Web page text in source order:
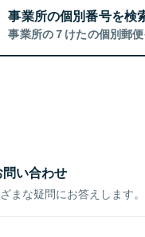
事業所の個別番号を検
事業所の７けたの個別郵便
い合わせ
まな疑問にお答えします。